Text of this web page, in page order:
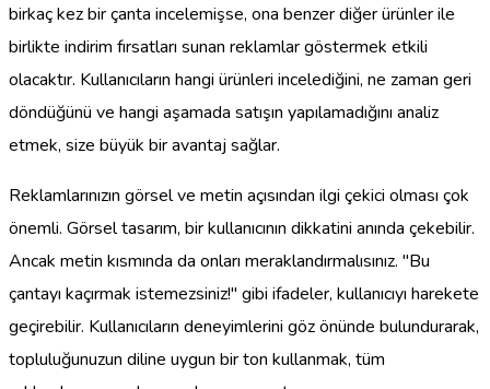
birkaç kez bir çanta incelemişse, ona benzer diğer ürünler ile
birlikte indirim fırsatları sunan reklamlar göstermek etkili
olacaktır. Kullanıcıların hangi ürünleri incelediğini, ne zaman geri
döndüğünü ve hangi aşamada satışın yapılamadığını analiz
etmek, size büyük bir avantaj sağlar.
Reklamlarınızın görsel ve metin açısından ilgi çekici olması çok
önemli. Görsel tasarım, bir kullanıcının dikkatini anında çekebilir.
Ancak metin kısmında da onları meraklandırmalısınız. "Bu
çantayı kaçırmak istemezsiniz!" gibi ifadeler, kullanıcıyı harekete
geçirebilir. Kullanıcıların deneyimlerini göz önünde bulundurarak,
topluluğunuzun diline uygun bir ton kullanmak, tüm